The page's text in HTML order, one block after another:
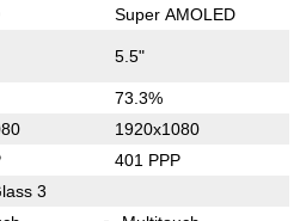
Super AMOLED
5.5"
73.3%
1920x1080
401 PPP
3